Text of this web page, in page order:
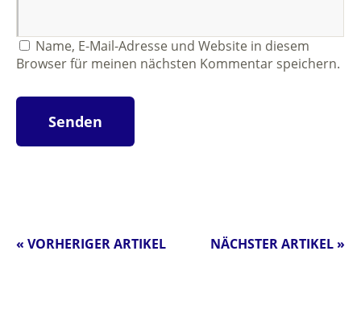
Name, E-Mail-Adresse und Website in diesem
Browser für meinen nächsten Kommentar speichern.
NÄCHSTER ARTIKEL »
« VORHERIGER ARTIKEL